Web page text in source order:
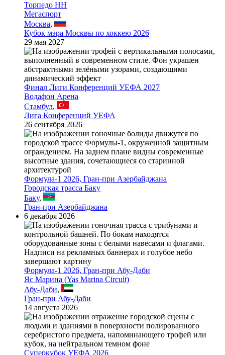
Торпедо НН
Мегаспорт
Москва,
Кубок мэра Москвы по хоккею 2026
29 мая 2027
Финал Лиги Конференций УЕФА 2027
Водафон Арена
Стамбул,
Лига Конференций УЕФА
26 сентября 2026
Формула-1 2026, Гран-при Азербайджана
Городская трасса Баку
Баку,
Гран-при Азербайджана
6 декабря 2026
Формула-1 2026, Гран-при Абу-Даби
Яс Марина (Yas Marina Circuit)
Абу-Даби,
Гран-при Абу-Даби
14 августа 2026
Суперкубок УЕФА 2026